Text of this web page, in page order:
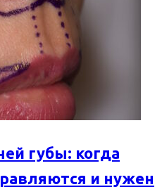
губы: когда
и нужен